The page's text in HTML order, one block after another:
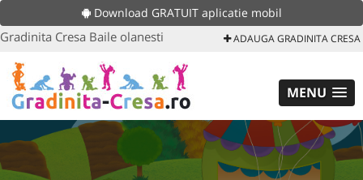
Download GRATUIT aplicatie mobil
Gradinita Cresa Baile olanesti ADAUGA GRADINITA CRESA
MENU